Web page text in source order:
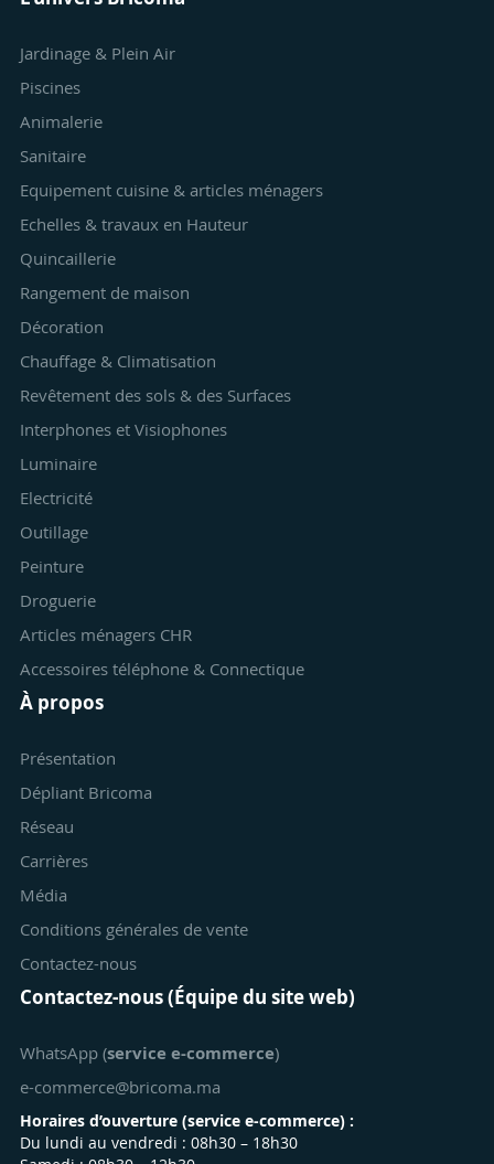
Jardinage & Plein Air
Piscines
Animalerie
Sanitaire
Equipement cuisine & articles ménagers
Echelles & travaux en Hauteur
Quincaillerie
Rangement de maison
Décoration
Chauffage & Climatisation
Revêtement des sols & des Surfaces
Interphones et Visiophones
Luminaire
Electricité
Outillage
Peinture
Droguerie
Articles ménagers CHR
Accessoires téléphone & Connectique
À propos
Présentation
Dépliant Bricoma
Réseau
Carrières
Média
Conditions générales de vente
Contactez-nous
Contactez-nous (Équipe du site web)
WhatsApp (service e-commerce)
e-commerce@bricoma.ma
Horaires d’ouverture (service e-commerce) :
Du lundi au vendredi : 08h30 – 18h30